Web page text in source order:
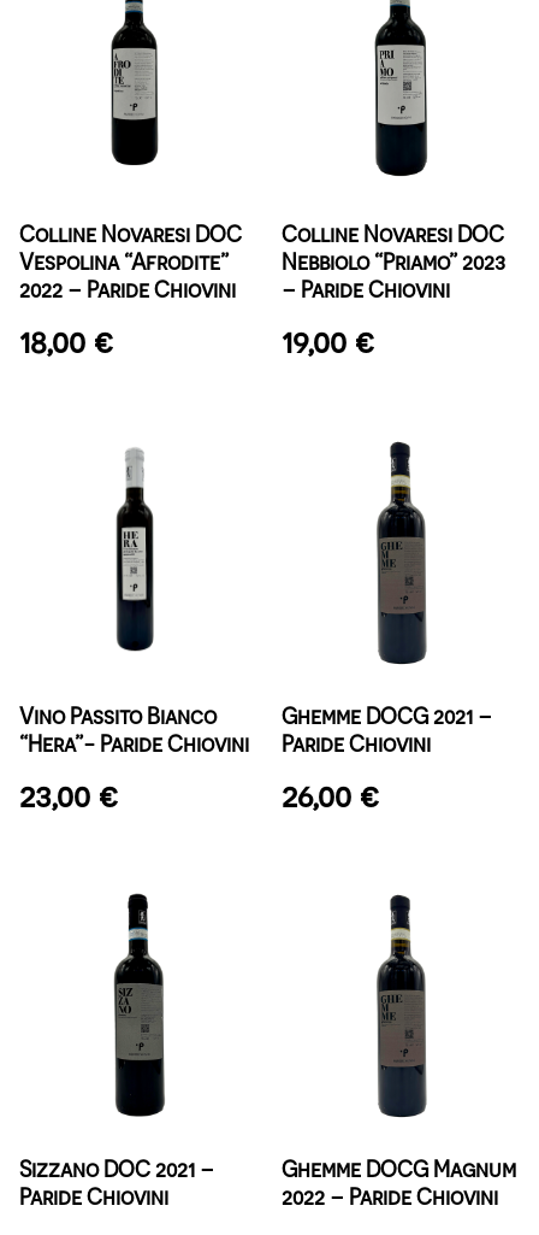
Colline Novaresi DOC
Vespolina “Afrodite”
2022 – Paride Chiovini
18,00 €
Colline Novaresi DOC
Nebbiolo “Priamo” 2023
– Paride Chiovini
19,00 €
Vino Passito Bianco
“Hera”- Paride Chiovini
23,00 €
Ghemme DOCG 2021 –
Paride Chiovini
26,00 €
Sizzano DOC 2021 –
Paride Chiovini
Ghemme DOCG Magnum
2022 – Paride Chiovini